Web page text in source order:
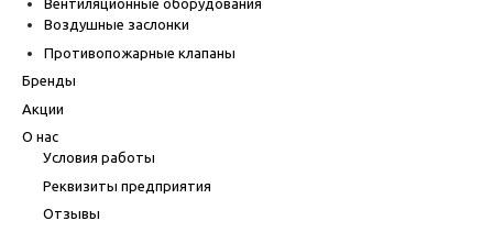
Вентиляционные оборудования
Воздушные заслонки
Противопожарные клапаны
Бренды
Акции
О нас
Условия работы
Реквизиты предприятия
Отзывы